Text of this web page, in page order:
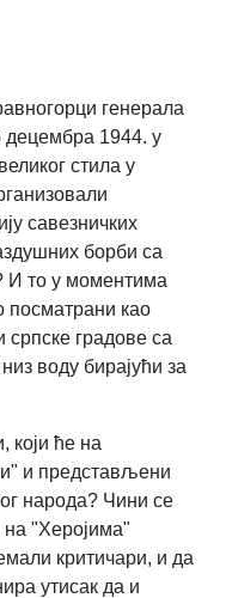
генерала
децембра 1944. у
стила у
савезничких
борби са
И то у моментима
посматрани као
градове са
воду бирајући за
који ће на
и представљени
народа? Чини се
на "Херојима"
критичари, и да
утисак да и